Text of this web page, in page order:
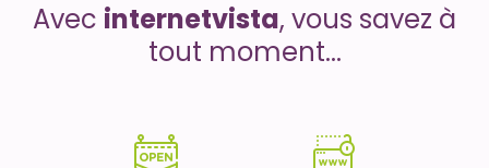
Avec internetvista, vous savez à
tout moment...